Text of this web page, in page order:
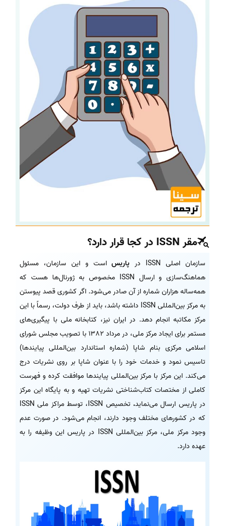
مقر ISSN در کجا قرار دارد؟
سازمان اصلی ISSN در پاریساست و این سازمان، مسئول
هماهنگ‌سازی و ارسال ISSN مخصوص به ژورنال‌ها هست که
همه‌ساله هزاران شماره از آن صادر می‌شود. اگر کشوری قصد پیوستن
به مرکز بین‌المللی ISSN داشته باشد، باید از طرف دولت، رسماً با این
مرکز مکاتبه انجام دهد. در ایران نیز، کتابخانه ملی با پیگیری‌های
مستمر برای ایجاد مرکز ملی، در مرداد 1382 با تصویب مجلس شورای
اسلامی مرکزی بنام شاپا (شماره استاندارد بین‌المللی پیایندها)
تاسیس نمود و خدمات خود را با عنوان شاپا بر روی نشریات درج
می‌کند. این مرکز با مرکز بین‌المللی پیایندها موافقت کرده و فهرست
کاملی از مختصات کتاب‌شناختی نشریات تهیه و به پایگاه این مرکز
در پاریس ارسال می‌نماید.
تخصیص ISSN، توسط مراکز ملی ISSN
که در کشورهای مختلف وجود دارند، انجام می‌شود. در صورت عدم
وجود مرکز ملی، مرکز بین‌المللی ISSN در پاریس این وظیفه را به
عهده دارد.